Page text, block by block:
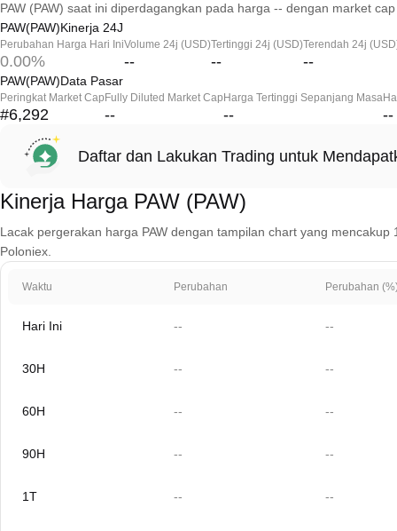
PAW (PAW) saat ini diperdagangkan pada harga -- dengan market
PAW(PAW)Kinerja 24J
Perubahan Harga Hari Ini
0.00%
Volume 24j (USD)
--
Tertinggi 24j (USD)
--
Terendah 24j
--
PAW(PAW)Data Pasar
Peringkat Market Cap
#6,292
Fully Diluted Market Cap
--
Harga Tertinggi Sepanjang Masa
-- --
Daftar dan Lakukan Trading untuk
Kinerja Harga PAW (PAW)
Lacak pergerakan harga PAW dengan tampilan chart yang
Poloniex.
Waktu Perubahan Perubahan
Hari Ini -- --
30H -- --
60H -- --
90H -- --
1T -- --